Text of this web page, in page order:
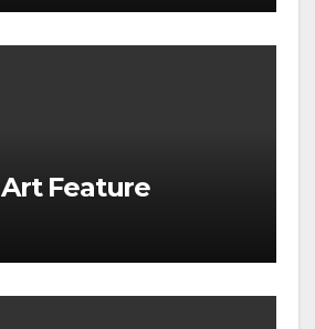
Feature